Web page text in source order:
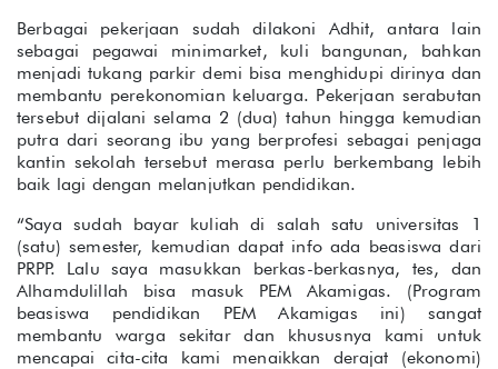
Berbagai pekerjaan sudah dilakoni Adhit, antara lain
sebagai pegawai minimarket, kuli bangunan, bahkan
menjadi tukang parkir demi bisa menghidupi dirinya dan
membantu perekonomian keluarga. Pekerjaan serabutan
tersebut dijalani selama 2 (dua) tahun hingga kemudian
putra dari seorang ibu yang berprofesi sebagai penjaga
kantin sekolah tersebut merasa perlu berkembang lebih
baik lagi dengan melanjutkan pendidikan.
“Saya sudah bayar kuliah di salah satu universitas 1
(satu) semester, kemudian dapat info ada beasiswa dari
PRPP. Lalu saya masukkan berkas-berkasnya, tes, dan
Alhamdulillah bisa masuk PEM Akamigas. (Program
beasiswa pendidikan PEM Akamigas ini) sangat
membantu warga sekitar dan khususnya kami untuk
mencapai cita-cita kami menaikkan derajat (ekonomi)